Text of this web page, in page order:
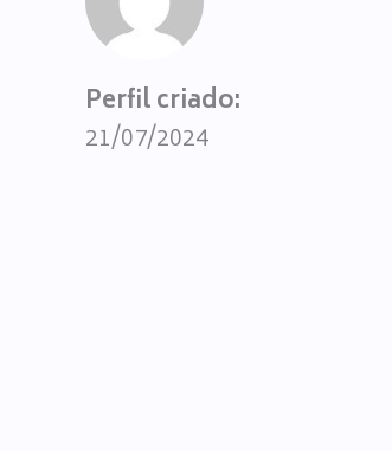
Perfil criado:
21/07/2024